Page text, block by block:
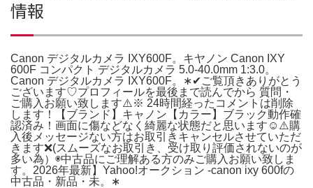
情報
Canon デジタルカメラ IXY600F。キヤノン Canon IXY
600F コンパクト デジタルカメラ 5.0-40.0mm 1:3.0。
Canon デジタルカメラ IXY600F。∗✔ご覧頂きありがとう
ございます♡プロフィールを最後まで読んでから 質問・
ご購入お願い致します⚠️※ 24時間経ったコメントは削除
します！【ブランド】キャノン【カラー】ブラック動作確
認済み！画面に傷などなく綺麗な状態だと思います☺︎⚠️購
入後メッセージない方はお取引きキャンセルさせていただ
きます❌(スムーズなお取引き、受け取り評価されないのが
多い為）◉中古品にご理解ある方のみご購入お願い致しま
す。2026年最新】Yahoo!オークション -canon ixy 600fの
中古品・新品・未。∗